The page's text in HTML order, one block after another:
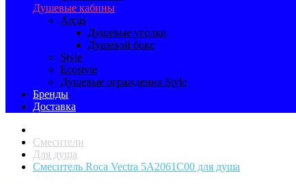
Душевые кабины
Arcus
Душевые уголки
Душевой бокс
Style
Ecostyle
Душевые ограждения Style
Бренды
Доставка
Смесители
Для душа
Смеситель Roca Vectra 5А2061С00 для душа